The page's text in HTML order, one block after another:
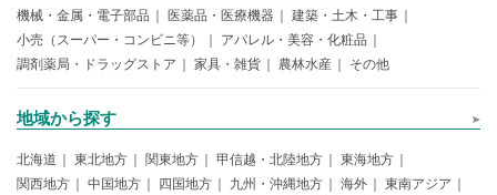
機械・金属・電子部品
医薬品・医療機器
建築・土木・工事
小売（スーパー・コンビニ等）
アパレル・美容・化粧品
調剤薬局・ドラッグストア
家具・雑貨 農林水産 その他
地域から探す
北海道 東北地方 関東地方 甲信越・北陸地方
東海地方
関西地方
中国地方 四国地方 九州・沖縄地方 海外
東南アジア